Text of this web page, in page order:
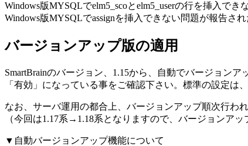
Windows版MYSQLでelm5_scoとelm5_userの行を挿入で
Windows版MYSQLでassignを挿入できない問題が報告さ
バージョンアップ版の適用
SmartBrainのバージョン、1.15から、自動でバージョン
「有効」になっている事をご確認下さい。標準の設定
なお、サーバ運用の都合上、バージョンアップ順次行わ
（今回は1.17系→1.18系となりますので、バージョンア
▼自動バージョンアップ機能について